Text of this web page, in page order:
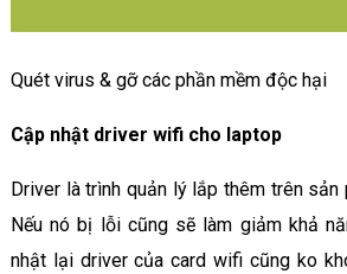
Quét virus & gỡ các phần mềm độc hại
Cập nhật driver wifi cho laptop
Driver là trình quản lý lắp thêm trên sản
Nếu nó bị lỗi cũng sẽ làm giảm khả
nhật lại driver của card wifi cũng ko